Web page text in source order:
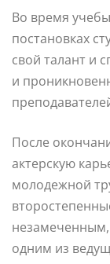
Во время
постановках
свой талант и
и
После
актерскую
молодежной
незамеченным,
одним из